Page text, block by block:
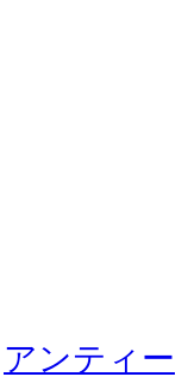
アンティー